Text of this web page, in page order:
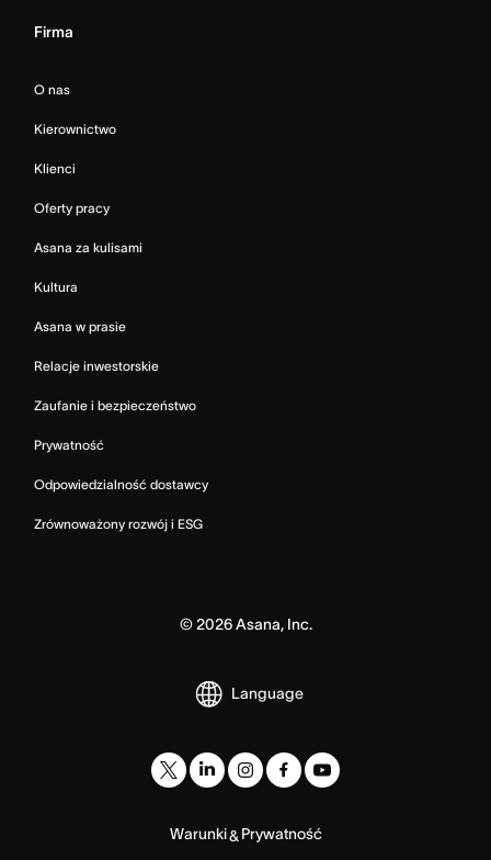
Firma
O nas
Kierownictwo
Klienci
Oferty pracy
Asana za kulisami
Kultura
Asana w prasie
Relacje inwestorskie
Zaufanie i bezpieczeństwo
Prywatność
Odpowiedzialność dostawcy
Zrównoważony rozwój i ESG
©2026Asana, Inc.
Language
Warunki& Prywatność